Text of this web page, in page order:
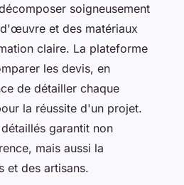
soigneusement
et des matériaux
claire. La plateforme
les devis, en
de détailler chaque
la réussite d'un projet.
garantit non
mais aussi la
et des artisans.